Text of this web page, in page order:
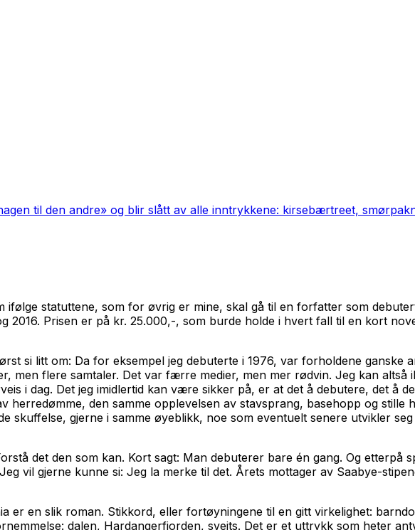
til den andre» og blir slått av alle inntrykkene: kirsebærtreet,
ifølge statuttene, som for øvrig er mine, skal gå til en forfatter som
2016. Prisen er på kr. 25.000,-, som burde holde i hvert fall til en kort
si litt om: Da for eksempel jeg debuterte i 1976, var forholdene ganske
men flere samtaler. Det var færre medier, men mer rødvin. Jeg kan altså
i dag. Det jeg imidlertid kan være sikker på, er at det å debutere, det å
herredømme, den samme opplevelsen av stavsprang, basehopp og stille
skuffelse, gjerne i samme øyeblikk, noe som eventuelt senere utvikler
det den som kan. Kort sagt: Man debuterer bare én gang. Og etterpå
vil gjerne kunne si: Jeg la merke til det. Årets mottager av Saabye-
er en slik roman. Stikkord, eller fortøyningene til en gitt virkelighet:
dalen, Hardangerfjorden, sveits. Det er et uttrykk som heter